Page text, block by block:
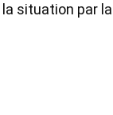
situation par